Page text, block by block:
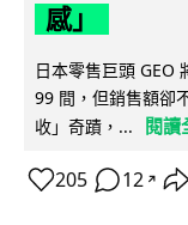
感」
日本零售巨頭 GEO
99 間，但銷售額卻
收」奇蹟，...
閱讀
205 12 ↗